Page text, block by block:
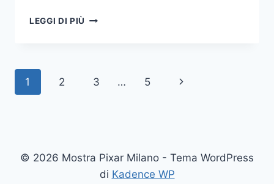
LEGGI DI PIÙ COME
TUTTE
NOTTE
Navigazione
1 2 3 … 5
Pagina
© 2026 Mostra Pixar Milano - Tema WordPress
di Kadence WP